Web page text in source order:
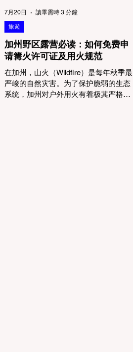
草甸
加州野区露营必读：如何免费申
请篝火许可证及用火规范
在加州，山火（Wildfire）是每年秋季最
严峻的自然灾害。为了保护脆弱的生态
系统，加州对户外用火有着极其严格的
旅遊
7月20日 讀畢需時 3 分鐘